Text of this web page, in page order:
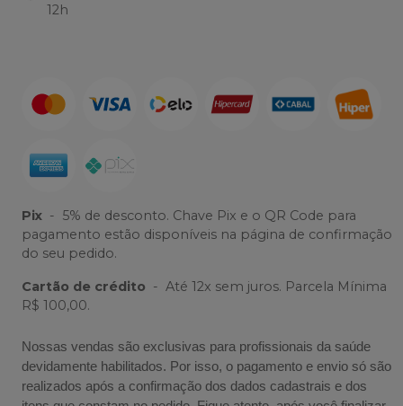
12h
Pix - 5% de desconto. Chave Pix e o QR Code para
pagamento estão disponíveis na página de confirmação
do seu pedido.
Cartão de crédito - Até 12x sem juros. Parcela Mínima
R$ 100,00.
Nossas vendas são exclusivas para profissionais da saúde
devidamente habilitados. Por isso, o pagamento e envio só são
realizados após a confirmação dos dados cadastrais e dos